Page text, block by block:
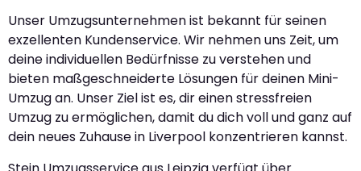
Unser Umzugsunternehmen ist bekannt für seinen
exzellenten Kundenservice. Wir nehmen uns Zeit, um
deine individuellen Bedürfnisse zu verstehen und
bieten maßgeschneiderte Lösungen für deinen Mini-
Umzug an. Unser Ziel ist es, dir einen stressfreien
Umzug zu ermöglichen, damit du dich voll und ganz auf
dein neues Zuhause in Liverpool konzentrieren kannst.